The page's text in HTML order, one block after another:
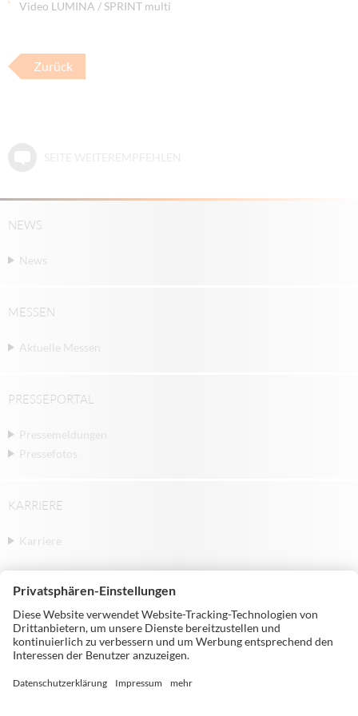
Video LUMINA / SPRINT multi
Zurück
NEWS
News
MESSEN
Aktuelle Messen
PRESSEPORTAL
Pressemeldungen
Pressefotos
KARRIERE
Karriere